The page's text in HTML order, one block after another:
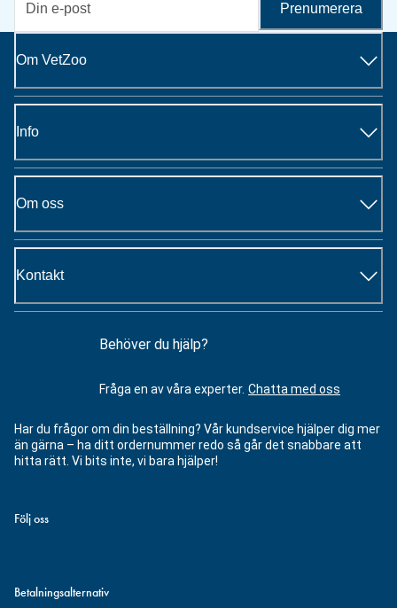
Prenumerera
Om VetZoo
Info
Om oss
Kontakt
Behöver du hjälp?
Fråga en av våra experter. Chatta med oss
Har du frågor om din beställning? Vår kundservice hjälper dig mer
än gärna – ha ditt ordernummer redo så går det snabbare att
hitta rätt. Vi bits inte, vi bara hjälper!
Följ oss
Betalningsalternativ